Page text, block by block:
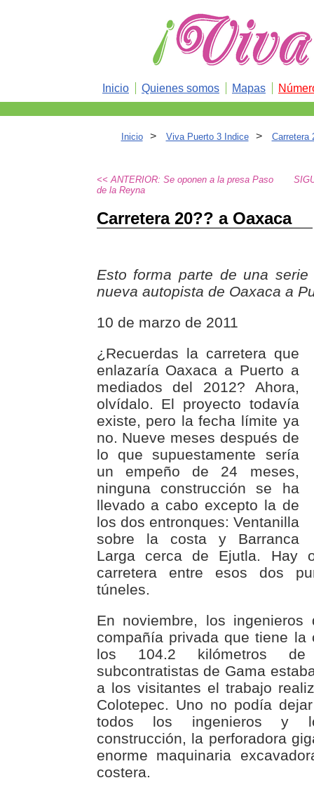
Inicio Quienes somos Mapas
Inicio > Viva Puerto 3 Indice > Carretera
<< ANTERIOR: Se oponen a la presa Paso
de la Reyna
Carretera 20?? a Oaxaca
Esto forma parte de una
nueva autopista de Oaxaca a
10 de marzo de 2011
¿Recuerdas la carretera que
enlazaría Oaxaca a Puerto a
mediados del 2012? Ahora,
olvídalo. El proyecto todavía
existe, pero la fecha límite ya
no. Nueve meses después de
lo que supuestamente sería
un empeño de 24 meses,
ninguna construcción se ha
llevado a cabo excepto la de
los dos entronques: Ventanilla
sobre la costa y Barranca
Larga cerca de Ejutla. Hay
carretera entre esos dos
túneles.
En noviembre, los ingenieros
compañía privada que tiene la
los 104.2 kilómetros
subcontratistas de Gama
a los visitantes el trabajo
Colotepec. Uno no podía
todos los ingenieros y
construcción, la perforadora
enorme maquinaria
costera.